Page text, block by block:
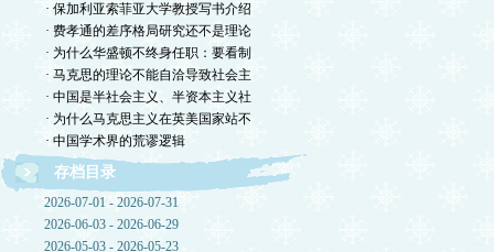
· 保加利亚索菲亚大学教授写书介绍
· 费孝通的差序格局研究还不是理论
· 为什么华盛顿不终身任职：要看制
· 马克思的理论不能自洽导致社会主
· 中国是半社会主义、半资本主义社
· 为什么马克思主义在英美国家站不
· 中国学术界的荒谬逻辑
存档目录
2026-07-01 - 2026-07-31
2026-06-03 - 2026-06-29
2026-05-03 - 2026-05-23